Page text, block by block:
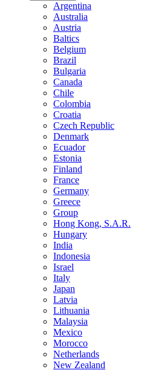
Argentina
Australia
Austria
Baltics
Belgium
Brazil
Bulgaria
Canada
Chile
Colombia
Croatia
Czech Republic
Denmark
Ecuador
Estonia
Finland
France
Germany
Greece
Group
Hong Kong, S.A.R.
Hungary
India
Indonesia
Israel
Italy
Japan
Latvia
Lithuania
Malaysia
Mexico
Morocco
Netherlands
New Zealand